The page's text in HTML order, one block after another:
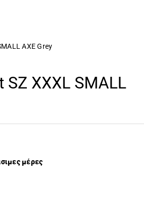
AXE Grey
SZ XXXL SMALL
μέρες